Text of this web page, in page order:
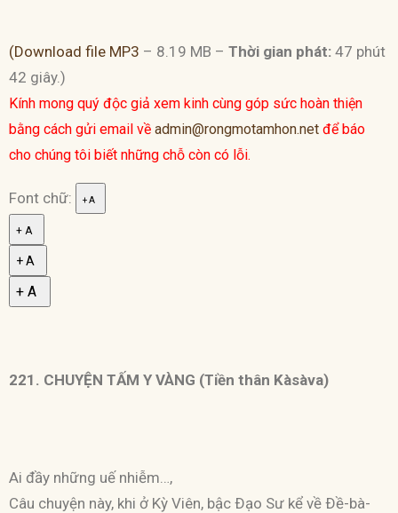
(Download file MP3 – 8.19 MB – Thời gian phát: 47 phút
42 giây.)
Kính mong quý độc giả xem kinh cùng góp sức hoàn thiện
bằng cách gửi email về admin@rongmotamhon.net để báo
cho chúng tôi biết những chỗ còn có lỗi.
Font chữ: + A
+ A
+ A
+ A
221. CHUYỆN TẤM Y VÀNG (Tiền thân Kàsàva)
Ai đầy những uế nhiễm…,
Câu chuyện này, khi ở Kỳ Viên, bậc Ðạo Sư kể về Ðề-bà-